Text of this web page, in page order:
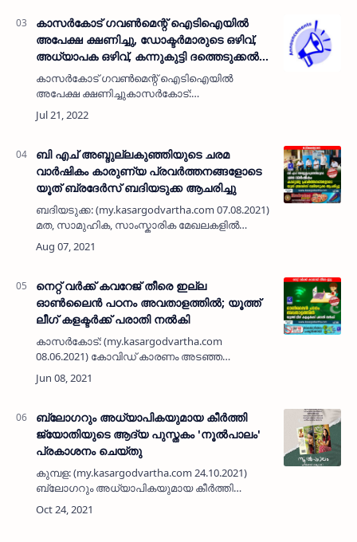
കാസര്‍കോട് ഗവണ്‍മെന്റ് ഐടിഐയില്‍
അപേക്ഷ ക്ഷണിച്ചു, ഡോക്ടര്‍മാരുടെ ഒഴിവ്,
അധ്യാപക ഒഴിവ്, കന്നുകുട്ടി ദത്തെടുക്കല്‍
അപേക്ഷ ക്ഷണിച്ചു: സര്‍കാര്‍ അറിയിപ്പുകള്‍
കാസര്‍കോട് ഗവണ്‍മെന്റ് ഐടിഐയില്‍
അപേക്ഷ ക്ഷണിച്ചുകാസര്‍കോട്:
(my.kasargodvartha.com) ഗവ. ഐടിഐയില്‍
നടപ്പ് വര്‍ഷത്തെ പ്രവേശനത്തിന് അപേക്ഷ
വെബ്സ…
ബി എച് അബ്ദുല്ലകുഞ്ഞിയുടെ ചരമ
വാർഷികം കാരുണ്യ പ്രവർത്തനങ്ങളോടെ
യൂത് ബ്രദേർസ് ബദിയടുക്ക ആചരിച്ചു
ബദിയടുക്ക: (my.kasargodvartha.com 07.08.2021)
മത, സാമുഹിക, സാംസ്കാരിക മേഖലകളിൽ
നിറസാന്നിധ്യമായിരുന്ന ബി എച്
അബ്ദുല്ലകുഞ്ഞിയുടെ ആറാമത് ചരമ വാർഷികം
നെറ്റ് വർക്ക് കവറേജ് തീരെ ഇല്ല
ഓൺലൈൻ പഠനം അവതാളത്തിൽ; യൂത്ത്
ലീഗ് കളക്ടർക്ക് പരാതി നൽകി
കാസർകോട്: (my.kasargodvartha.com
08.06.2021) കോവിഡ് കാരണം അടഞ്ഞ
സ്കൂളുകൾക്ക് പകരമായി തുടങ്ങിയ ഓൺലൈൻ
പഠനം നെറ്റ് വർകിങ്ങിന്റെ മന്ദഗതിയാൽ
ബ്ലോഗറും അധ്യാപികയുമായ കീർത്തി
ജ്യോതിയുടെ ആദ്യ പുസ്തകം 'നൂൽപാലം'
പ്രകാശനം ചെയ്‌തു
കുമ്പള: (my.kasargodvartha.com 24.10.2021)
ബ്ലോഗറും അധ്യാപികയുമായ കീർത്തി
ജ്യോതിയുടെ ആദ്യ പുസ്തകം 'നൂൽപാലം'
എഴുത്തുകാരി ശ്രീപാർവതി തന്റെ ഫേസ്ബുക്